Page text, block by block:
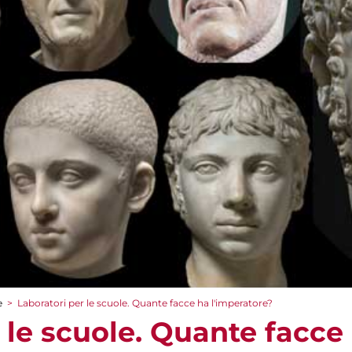
> Laboratori per le scuole. Quante facce ha l'imperatore?
scuole. Quante facce